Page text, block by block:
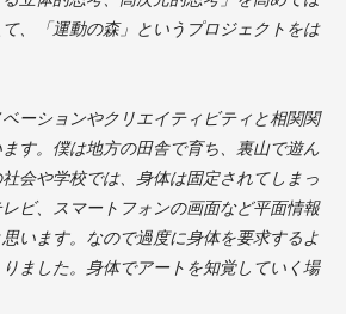
、「運動の森」というプロジェクトをは
ーションやクリエイティビティと相関関
す。僕は地方の田舎で育ち、裏山で遊ん
会や学校では、身体は固定されてしまっ
ビ、スマートフォンの画面など平面情報
います。なので過度に身体を要求するよ
ました。身体でアートを知覚していく場